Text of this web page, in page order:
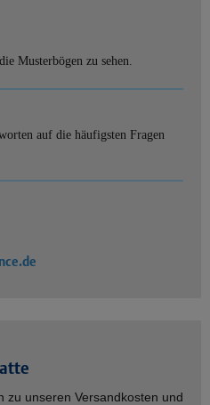
Musterbögen zu sehen.
auf die häufigsten Fragen
zu unseren Versandkosten und